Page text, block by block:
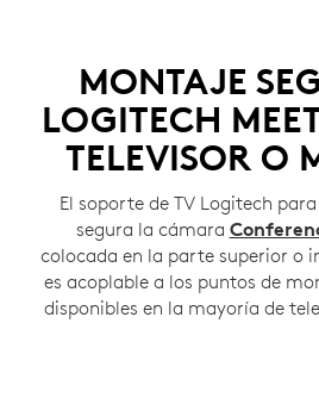
MONTAJE
LOGITECH
TELEVISOR O
El soporte de TV Logitech
segura la cámara
colocada en la parte superior o
es acoplable a los puntos de
disponibles en la mayoría de